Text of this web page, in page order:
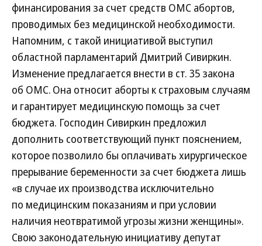
финансирования за счет средств ОМС абортов,
проводимых без медицинской необходимости.
Напомним, с такой инициативой выступил
областной парламентарий Дмитрий Сивиркин.
Изменение предлагается внести в ст. 35 закона
об ОМС. Она относит аборты к страховым случаям
и гарантирует медицинскую помощь за счет
бюджета. Господин Сивиркин предложил
дополнить соответствующий пункт пояснением,
которое позволило бы оплачивать хирургическое
прерывание беременности за счет бюджета лишь
«в случае их производства исключительно
по медицинским показаниям и при условии
наличия неотвратимой угрозы жизни женщины».
Свою законодательную инициативу депутат